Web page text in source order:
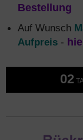
Bestellung
Auf Wunsch
Aufpreis -
02